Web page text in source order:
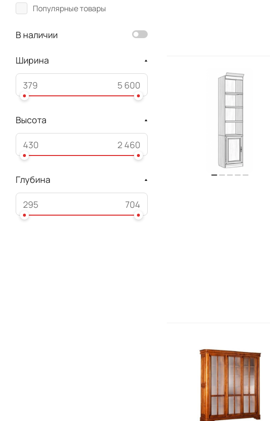
Timberica
Популярные товары
В наличии
Ширина
Высота
Глубина